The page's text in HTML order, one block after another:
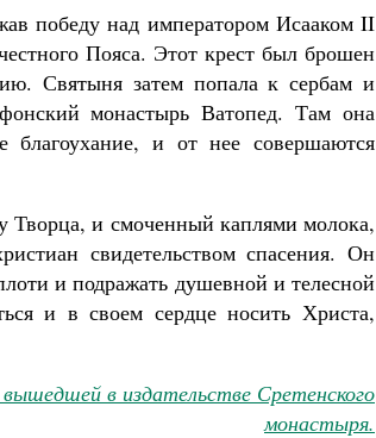
победу над императором Исааком II
Пояса. Этот крест был брошен
Святыня затем попала к сербам и
монастырь Ватопед. Там она
благоухание, и от нее совершаются
и смоченный каплями молока,
свидетельством спасения. Он
и подражать душевной и телесной
и в своем сердце носить Христа,
в издательстве Сретенского
монастыря.